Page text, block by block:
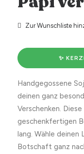
Zur Wunschliste
✨
Handgegossene
deinen ganz
Verschenken.
geschenkfertigen
lang. Wähle
Botschaft ganz